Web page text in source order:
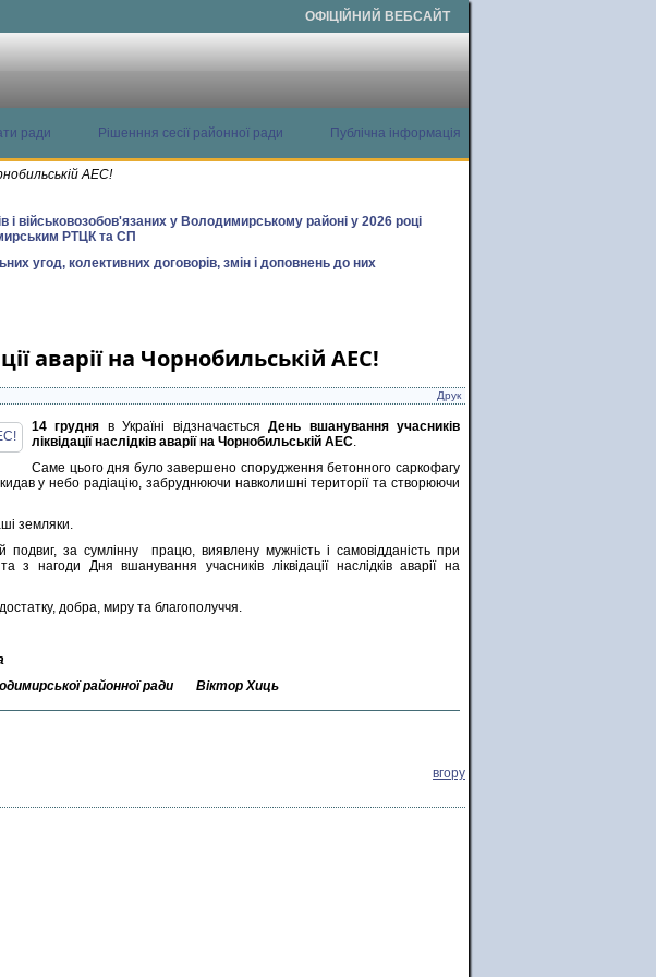
ОФІЦІЙНИЙ ВЕБСАЙТ
ради Рішенння сесії районної ради
Публічна інформація
АЕС!
і військовозобов'язаних у Володимирському районі у 2026 році
РТЦК та СП
угод, колективних договорів, змін і доповнень до них
аварії на Чорнобильській АЕС!
Друк
14 грудня в Україні відзначаєтьсяДень вшанування учасників
ліквідації наслідків аварії на Чорнобильській АЕС.
Саме цього дня було завершено спорудження бетонного саркофагу
у небо радіацію, забруднюючи навколишні території та створюючи
земляки.
за сумлінну працю, виявлену мужність і самовідданість при
з нагоди Дня вшанування учасників ліквідації наслідків аварії на
добра, миру та благополуччя.
районної ради Віктор Хиць
вгору